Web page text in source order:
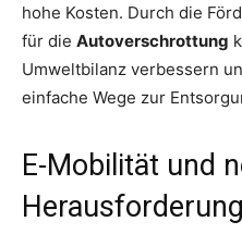
hohe Kosten. Durch die
für die Autoverschrottung
Umweltbilanz verbessern
einfache Wege zur
E-Mobilität und